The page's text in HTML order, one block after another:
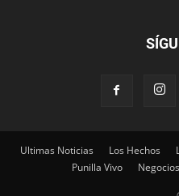
Ultimas Noticias Los Hechos
Punilla Vivo
Negocios